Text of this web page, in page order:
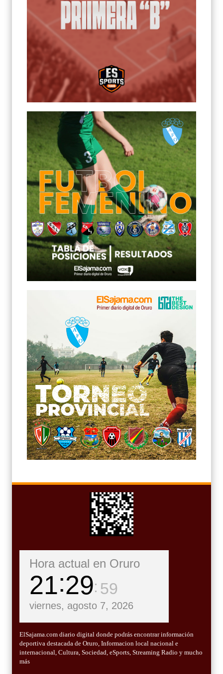
Hora actual en Oruro
21 30 00
viernes, agosto 7, 2026
ElSajama.com diario digital donde podrás encontrar información
deportiva destacada de Oruro, Informacion local nacional e
internacional, Cultura, Sociedad, eSports, Streaming Radio y mucho
más